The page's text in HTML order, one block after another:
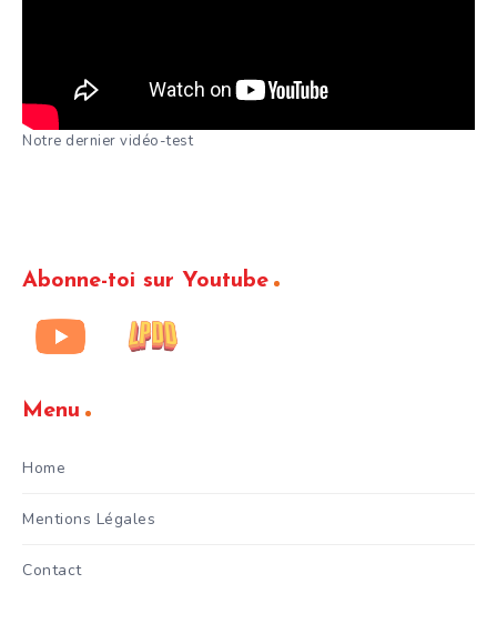
Notre dernier vidéo-test
Abonne-toi sur Youtube
Menu
Home
Mentions Légales
Contact